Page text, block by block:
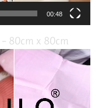
00:48
80cm x 80cm